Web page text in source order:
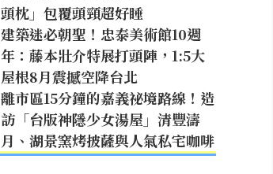
頭枕」包覆頭頸超好睡
建築迷必朝聖！忠泰美術館10週
年：藤本壯介特展打頭陣，1:5大
屋根8月震撼空降台北
離市區15分鐘的嘉義祕境路線！造
訪「台版神隱少女湯屋」清豐濤
月、湖景窯烤披薩與人氣私宅咖啡